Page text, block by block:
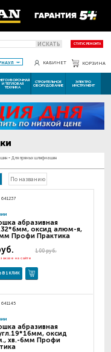
ИСКАТЬ СТАТУС РЕМОНТА
КАБИНЕТ КОРЗИНА
И ТЕПЛОВАЯ
ТЕХНИКА
СТРОИТЕЛЬНОЕ
ОБОРУДОВАНИЕ
ЭЛЕКТРО
ИНСТРУМЕНТ
- Для прямых шлифмашин
По названию
641237
абразивная
оксид алюм-я,
Профи Практика
100 руб.
на сайте
В 1 КЛИК
641145
абразивная
оксид
хв.-6мм Профи